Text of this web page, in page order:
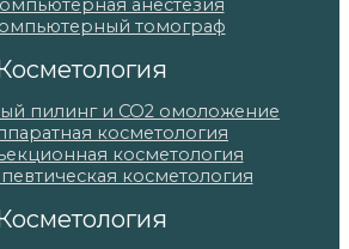
анестезия
томограф
пилинг и СО2 омоложение
косметология
косметология
косметология